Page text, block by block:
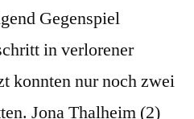
Gegenspiel
in verlorener
konnten nur noch zwei
Jona Thalheim (2)